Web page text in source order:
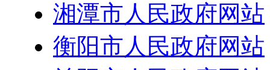
湘潭市人民政府网站
衡阳市人民政府网站